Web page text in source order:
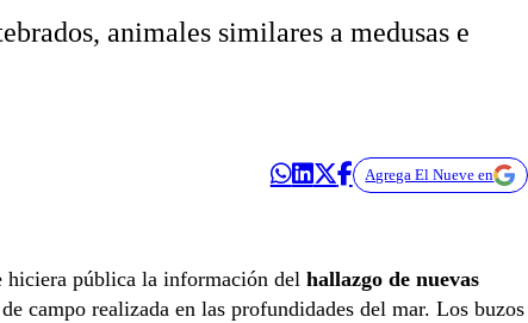
animales similares a medusas e
Agrega El Nueve en
hiciera pública la información del hallazgo de nuevas
de campo realizada en las profundidades del mar. Los buzos